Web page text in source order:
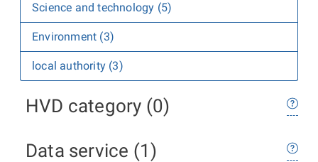
Science and technology (5)
Environment (3)
local authority (3)
HVD category (0)
Data service (1)